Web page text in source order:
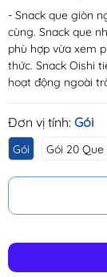
- Snack que giòn
cùng. Snack que
phù hợp vừa xem
thức. Snack Oishi
hoạt động ngoài
Đơn vị tính: Gói
Gói Gói 20 Que